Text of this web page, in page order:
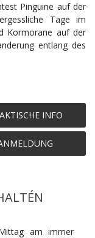
Pinguine auf der
Tage im
Kormorane auf der
entlang des
INFO
am immer